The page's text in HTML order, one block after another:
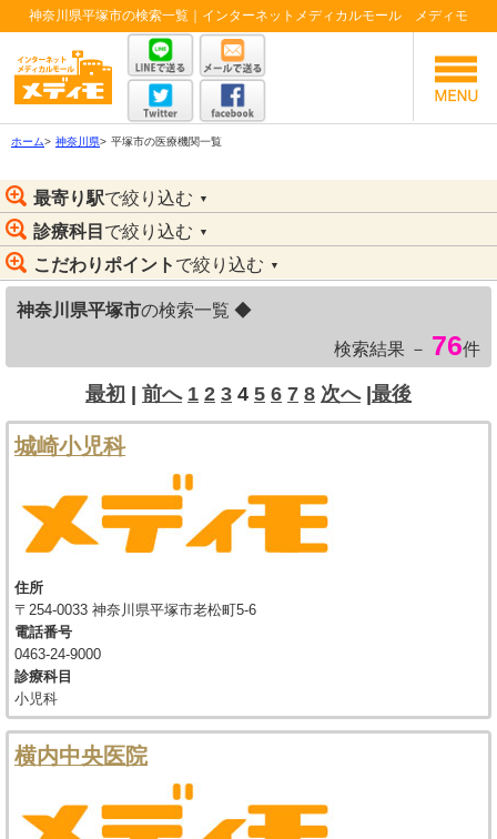
神奈川県平塚市の検索一覧｜インターネットメディカルモール メディモ
ホーム> 神奈川県> 平塚市の医療機関一覧
最寄り駅で絞り込む ▼
診療科目 で絞り込む ▼
こだわりポイント で絞り込む ▼
神奈川県平塚市の検索一覧 ◆
検索結果 － 76件
最初 | 前へ 1 2 3 4 5 6 7 8 次へ|最後
城崎小児科
住所
〒254-0033 神奈川県平塚市老松町5-6
電話番号
0463-24-9000
診療科目
小児科
横内中央医院